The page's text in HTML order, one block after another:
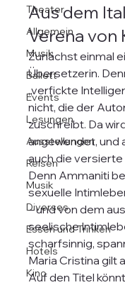
Theater
Allgemein
Musik
Ballett
Events
Lesungen
Ausstellungen
Reisen
Musik
Diverses
Essen und Trinken
Hotels
Kino
Aus dem
Verena von
Zunächst einmal
Übersetzerin.
„verfickte
nicht, die der
zuschreibt. Da
angewendet, und
auch die
Denn Ammaniti
sexuelle
– und von dem
seelische
scharfsinnig,
Maria Cristina gilt
Auf den Titel